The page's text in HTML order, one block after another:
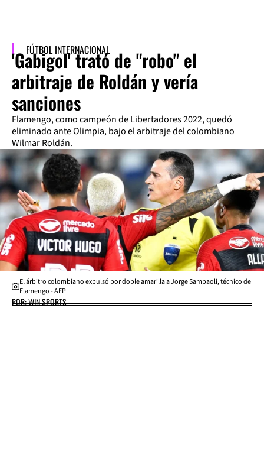
FÚTBOL INTERNACIONAL
'Gabigol' trató de "robo" el
arbitraje de Roldán y vería
sanciones
Flamengo, como campeón de Libertadores 2022, quedó
eliminado ante Olimpia, bajo el arbitraje del colombiano
Wilmar Roldán.
El árbitro colombiano expulsó por doble amarilla a Jorge Sampaoli, técnico de
Flamengo - AFP
POR: WIN SPORTS